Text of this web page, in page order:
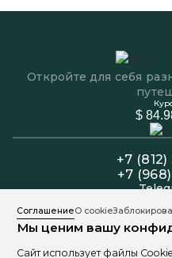
Откройте для себя
$
+7
+7
Колл-центр:
191025, Санкт-
СоглашениеО cookie
Мы ценим вашу
Сайт использует файлы